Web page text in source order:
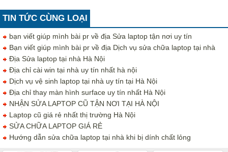
TIN TỨC CÙNG LOẠI
bạn viết giúp mình bài pr về địa Sửa laptop tận nơi uy tín
Bạn viết giúp mình bài pr về địa Dịch vụ sửa chữa laptop tại nhà
Địa Sửa laptop tại nhà Hà Nội
Địa chỉ cài win tại nhà uy tín nhất hà nội
Dịch vụ vệ sinh laptop tại nhà uy tín tại Hà Nội
Địa chỉ thay màn hình surface uy tín nhất Hà Nội
NHẬN SỬA LAPTOP CŨ TẬN NƠI TẠI HÀ NỘI
Laptop cũ giá rẻ nhất thị trường Hà Nội
SỬA CHỮA LAPTOP GIÁ RẺ
Hướng dẫn sửa chữa laptop tại nhà khi bị dính chất lỏng